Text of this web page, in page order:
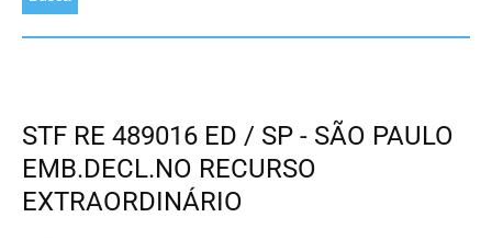
STF RE 489016 ED / SP - SÃO PAULO
EMB.DECL.NO RECURSO
EXTRAORDINÁRIO